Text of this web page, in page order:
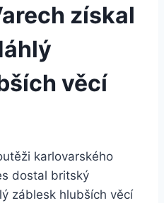
získal
věcí
karlovarského
dostal britský
záblesk hlubších věcí